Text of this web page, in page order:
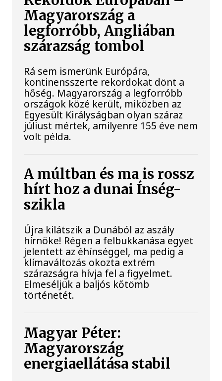
Magyarország a
legforróbb, Angliában
szárazság tombol
Rá sem ismerünk Európára,
kontinensszerte rekordokat dönt a
hőség. Magyarország a legforróbb
országok közé került, miközben az
Egyesült Királyságban olyan száraz
júliust mértek, amilyenre 155 éve nem
volt példa.
A múltban és ma is rossz
hírt hoz a dunai Ínség-
szikla
Újra kilátszik a Dunából az aszály
hírnöke! Régen a felbukkanása egyet
jelentett az éhínséggel, ma pedig a
klímaváltozás okozta extrém
szárazságra hívja fel a figyelmet.
Elmeséljük a baljós kőtömb
történetét.
Magyar Péter:
Magyarország
energiaellátása stabil